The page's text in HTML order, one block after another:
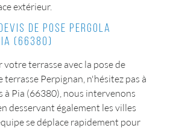
extérieur.
de pose pergola
(66380)
terrasse avec la pose de
Perpignan, n'hésitez pas à
à Pia (66380), nous intervenons
desservant également les villes
se déplace rapidement pour